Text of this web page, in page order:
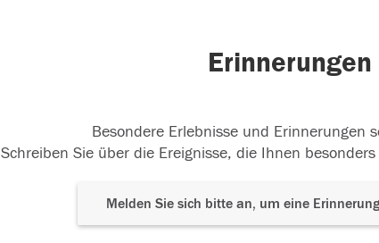
Erinnerungen
Besondere Erlebnisse und Erinnerungen
Schreiben Sie über die Ereignisse, die Ihnen
Melden Sie sich bitte an, um eine